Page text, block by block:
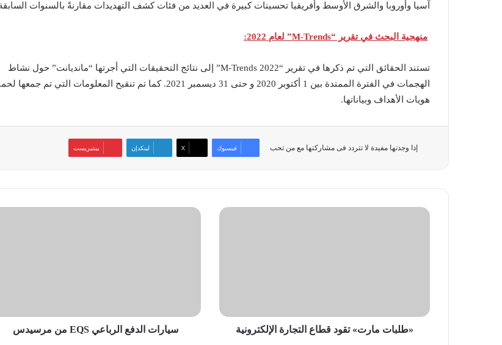
آسيا وأوروبا والشرق الأوسط وأفريقيا تحسينات كبيرة في العديد من فئات كشف التهديدات مقارنةً بالسنوات
منهجية البحث في تقرير “M-Trends” لعام 2022:
تستند الحقائق التي تم ذكرها في تقرير “M-Trends 2022” إلى نتائج التحقيقات التي أجرتها “مانديانت” حول نشاط
الهجمات في الفترة الممتدة بين 1 أكتوبر 2020 و حتى 31 ديسمبر 2021. كما تم تنقيح المعلومات التي تم جمعها
هويات الأهداف وبياناتها.
إذا وجدتها مفيدة لا تتردد فى مشاركتها مع من تحب فيسبوك ‫X لينكدإن بينتيريست
«طلبات
«طلبات مارت» تقود قطاع التجارة الإلكترونية
سيارات
سيارات الدفع الرباعي EQS من مرسيدس